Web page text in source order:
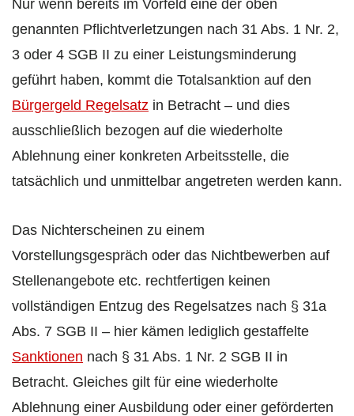
Nur wenn bereits im Vorfeld eine der oben
genannten Pflichtverletzungen nach 31 Abs. 1 Nr. 2,
3 oder 4 SGB II zu einer Leistungsminderung
geführt haben, kommt die Totalsanktion auf den
Bürgergeld Regelsatz in Betracht – und dies
ausschließlich bezogen auf die wiederholte
Ablehnung einer konkreten Arbeitsstelle, die
tatsächlich und unmittelbar angetreten werden kann.
Das Nichterscheinen zu einem
Vorstellungsgespräch oder das Nichtbewerben auf
Stellenangebote etc. rechtfertigen keinen
vollständigen Entzug des Regelsatzes nach § 31a
Abs. 7 SGB II – hier kämen lediglich gestaffelte
Sanktionen nach § 31 Abs. 1 Nr. 2 SGB II in
Betracht. Gleiches gilt für eine wiederholte
Ablehnung einer Ausbildung oder einer geförderten